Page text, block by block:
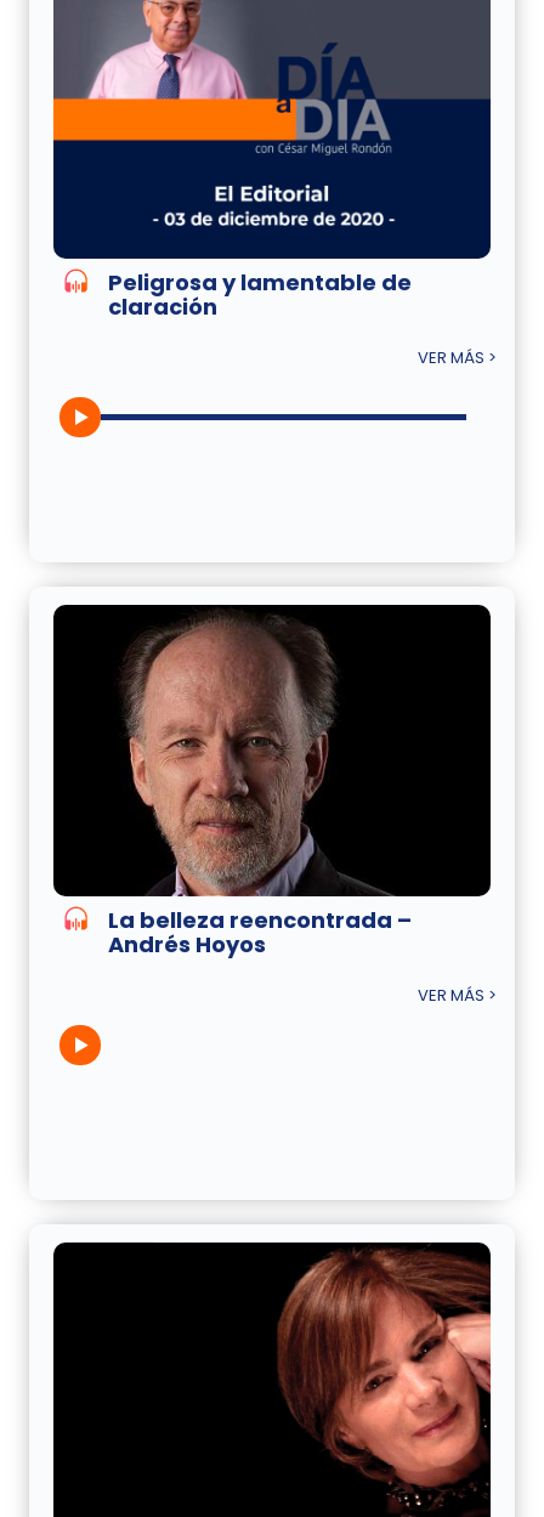
Peligrosa y lamentable de
claración
VER MÁS >
La belleza reencontrada –
Andrés Hoyos
VER MÁS >